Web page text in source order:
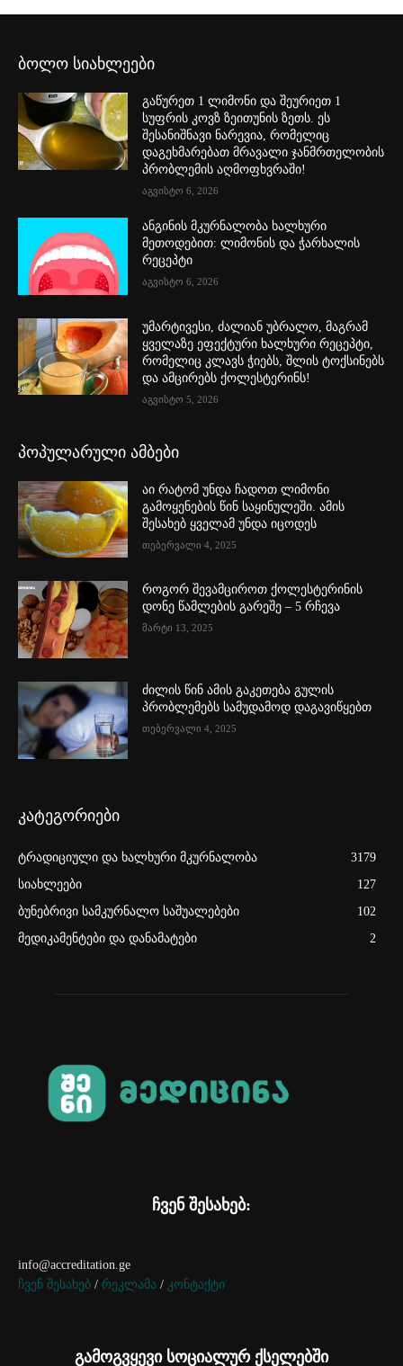
ბოლო სიახლეები
გაწურეთ 1 ლიმონი და შეურიეთ 1
სუფრის კოვზ ზეითუნის ზეთს. ეს
შესანიშნავი ნარევია, რომელიც
დაგეხმარებათ მრავალი ჯანმრთელობის
პრობლემის აღმოფხვრაში!
აგვისტო 6, 2026
ანგინის მკურნალობა ხალხური
მეთოდებით: ლიმონის და ჭარხალის
რეცეპტი
აგვისტო 6, 2026
უმარტივესი, ძალიან უბრალო, მაგრამ
ყველაზე ეფექტური ხალხური რეცეპტი,
რომელიც კლავს ჭიებს, შლის ტოქსინებს
და ამცირებს ქოლესტერინს!
აგვისტო 5, 2026
პოპულარული ამბები
აი რატომ უნდა ჩადოთ ლიმონი
გამოყენების წინ საყინულეში. ამის
შესახებ ყველამ უნდა იცოდეს
თებერვალი 4, 2025
როგორ შევამციროთ ქოლესტერინის
დონე წამლების გარეშე – 5 რჩევა
მარტი 13, 2025
ძილის წინ ამის გაკეთება გულის
პრობლემებს სამუდამოდ დაგავიწყებთ
თებერვალი 4, 2025
კატეგორიები
ტრადიციული და ხალხური მკურნალობა
3179
სიახლეები
127
ბუნებრივი სამკურნალო საშუალებები
102
მედიკამენტები და დანამატები
2
ჩვენ შესახებ:
info@accreditation.ge
ჩვენ შესახებ / რეკლამა / კონტაქტი
გამოგვყევი სოციალურ ქსელებში